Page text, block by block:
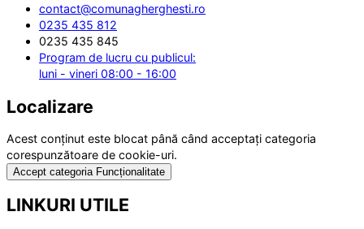
contact@comunagherghesti.ro
0235 435 812
0235 435 845
Program de lucru cu publicul:
luni - vineri 08:00 - 16:00
Localizare
Acest conținut este blocat până când acceptați categoria
corespunzătoare de cookie-uri.
Accept categoria Funcționalitate
LINKURI UTILE